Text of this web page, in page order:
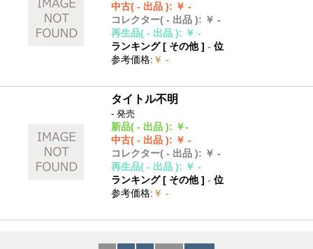
中古( - 出品 ): ￥ -
コレクター( - 出品 ): ￥ -
再生品( - 出品 ): ￥ -
ランキング [ その他]- 位
参考価格: ￥ -
タイトル不明
- 発売
新品( - 出品 ): ￥-
中古( - 出品 ): ￥ -
コレクター( - 出品 ): ￥ -
再生品( - 出品 ): ￥ -
ランキング [ その他]- 位
参考価格: ￥ -